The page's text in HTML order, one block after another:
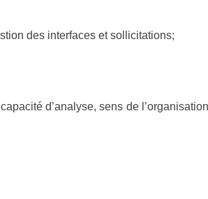
des interfaces et sollicitations;
d’analyse, sens de